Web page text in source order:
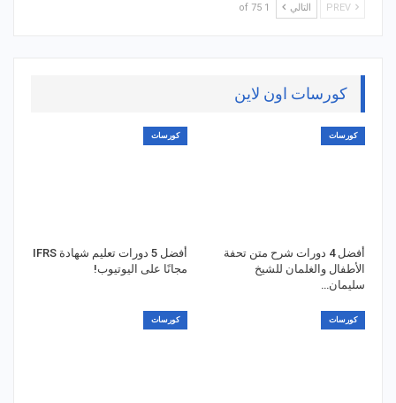
التالي 1 of 75
كورسات اون لاين
كورسات
أفضل 4 دورات شرح متن تحفة
الأطفال والغلمان للشيخ
سليمان…
كورسات
أفضل 5 دورات تعليم شهادة IFRS
مجانًا على اليوتيوب!
كورسات كورسات